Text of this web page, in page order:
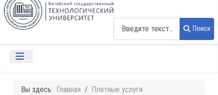
Поиск
Вы здесь: Главная
Платные услуги